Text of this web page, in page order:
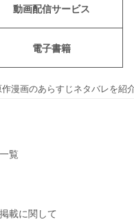
動画配信サービス
電子書籍
作漫画のあらすじネタバレを紹
覧
載に関して